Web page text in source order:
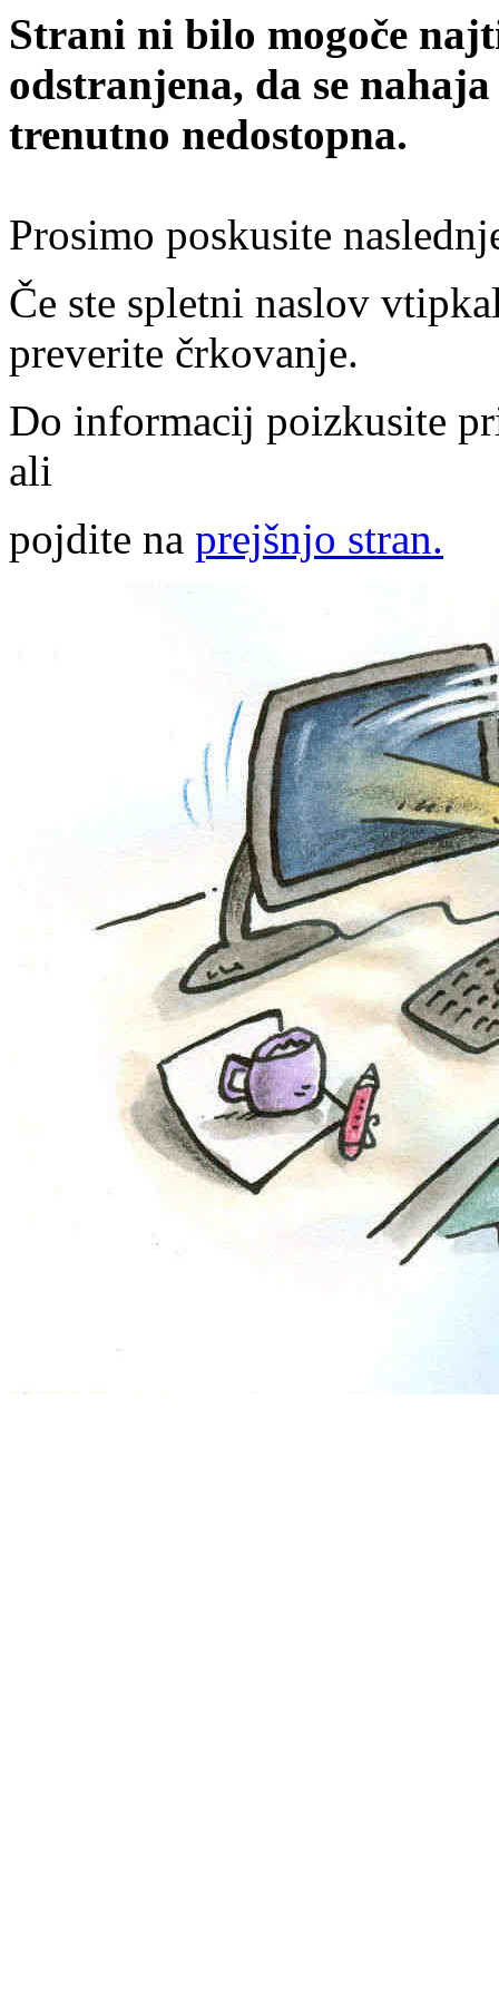
Strani ni bilo mogoče
odstranjena, da se
trenutno nedostopna.
Prosimo poskusite
Če ste spletni naslov
preverite črkovanje.
Do informacij poizkusite
ali
pojdite na prejšnjo stran.